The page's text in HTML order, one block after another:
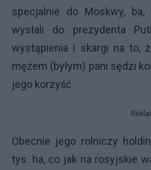
specjalnie do Moskwy, ba,
wysłali do prezydenta
wystąpienia i skargi na to,
mężem (byłym) pani sędzi
jego korzyść.
Obecnie jego rolniczy
tys. ha, co jak na rosyjskie